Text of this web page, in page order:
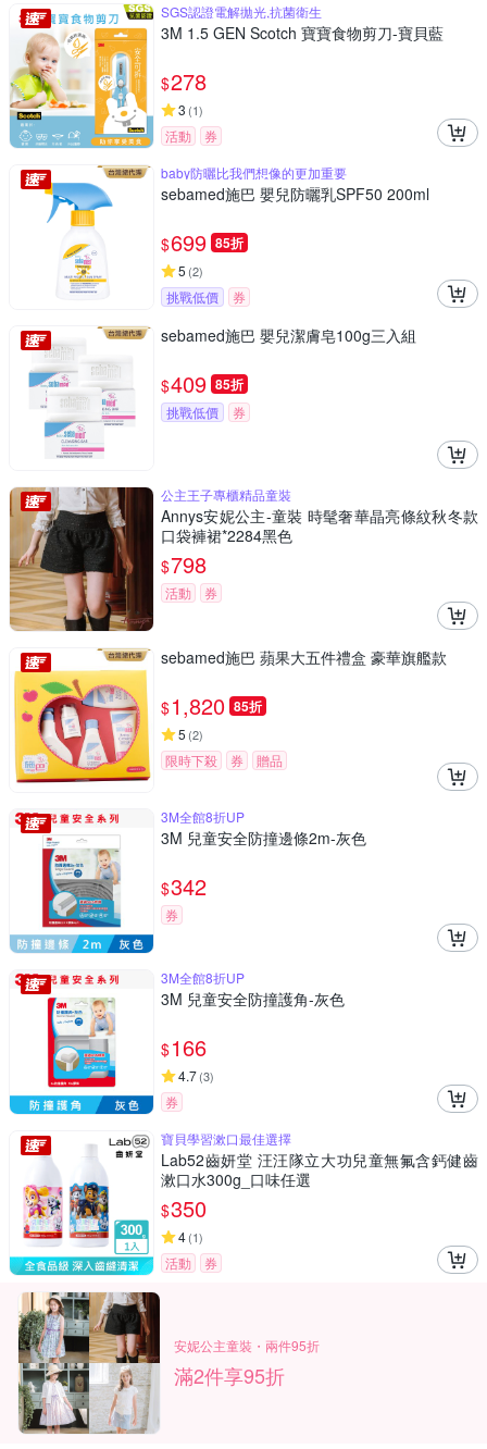
SGS認證電解拋光,抗菌衛生
3M 1.5 GEN Scotch 寶寶食物剪刀-寶貝藍
$278
3 (1)
活動
券
baby防曬比我們想像的更加重要
sebamed施巴 嬰兒防曬乳SPF50 200ml
$699 85折
5 (2)
挑戰低價 券
sebamed施巴 嬰兒潔膚皂100g三入組
$409 85折
挑戰低價 券
公主王子專櫃精品童裝
Annys安妮公主-童裝 時髦奢華晶亮條紋秋冬款
口袋褲裙*2284黑色
$798
活動 券
sebamed施巴 蘋果大五件禮盒 豪華旗艦款
$1,820 85折
5 (2)
限時下殺 券 贈品
3M全館8折UP
3M 兒童安全防撞邊條2m-灰色
$342
券
3M全館8折UP
3M 兒童安全防撞護角-灰色
$166
4.7(3)
券
寶貝學習漱口最佳選擇
Lab52齒妍堂 汪汪隊立大功兒童無氟含鈣健齒
漱口水300g_口味任選
$350
4(1)
活動 券
安妮公主童裝・兩件95折
滿2件享95折